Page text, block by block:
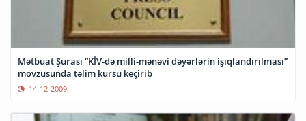
Mətbuat Şurası “KİV-də milli-mənəvi dəyərlərin işıqlandırılması”
mövzusunda təlim kursu keçirib
14-12-2009